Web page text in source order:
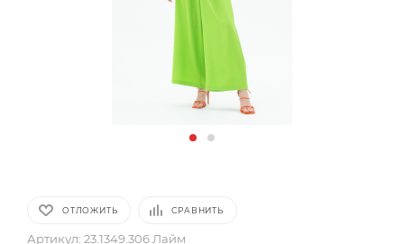
ОТЛОЖИТЬ СРАВНИТЬ
Артикул: 23.1349.306 Лайм